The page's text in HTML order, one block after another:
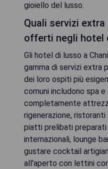
gioiello del lusso.
Quali servizi
offerti negli hotel
Gli hotel di lusso a
gamma di servizi extra
dei loro ospiti più
comuni includono spa
completamente
rigenerazione,
piatti prelibati
internazionali, lounge
gustare cocktail
all'aperto con lettini